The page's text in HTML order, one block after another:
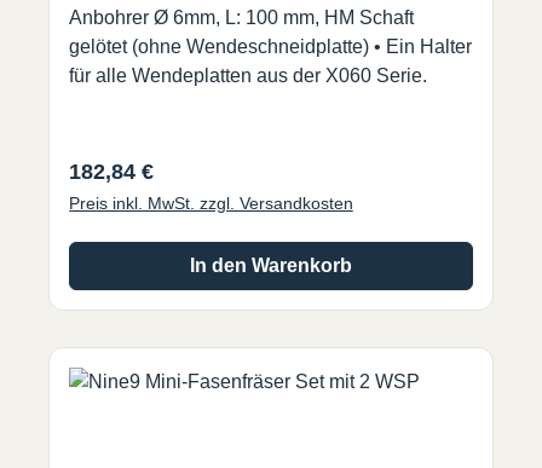
Anbohrer Ø 6mm, L: 100 mm, HM Schaft
gelötet (ohne Wendeschneidplatte) • Ein Halter
für alle Wendeplatten aus der X060 Serie.
Regulärer Preis:
182,84 €
Preis inkl. MwSt. zzgl. Versandkosten
In den Warenkorb